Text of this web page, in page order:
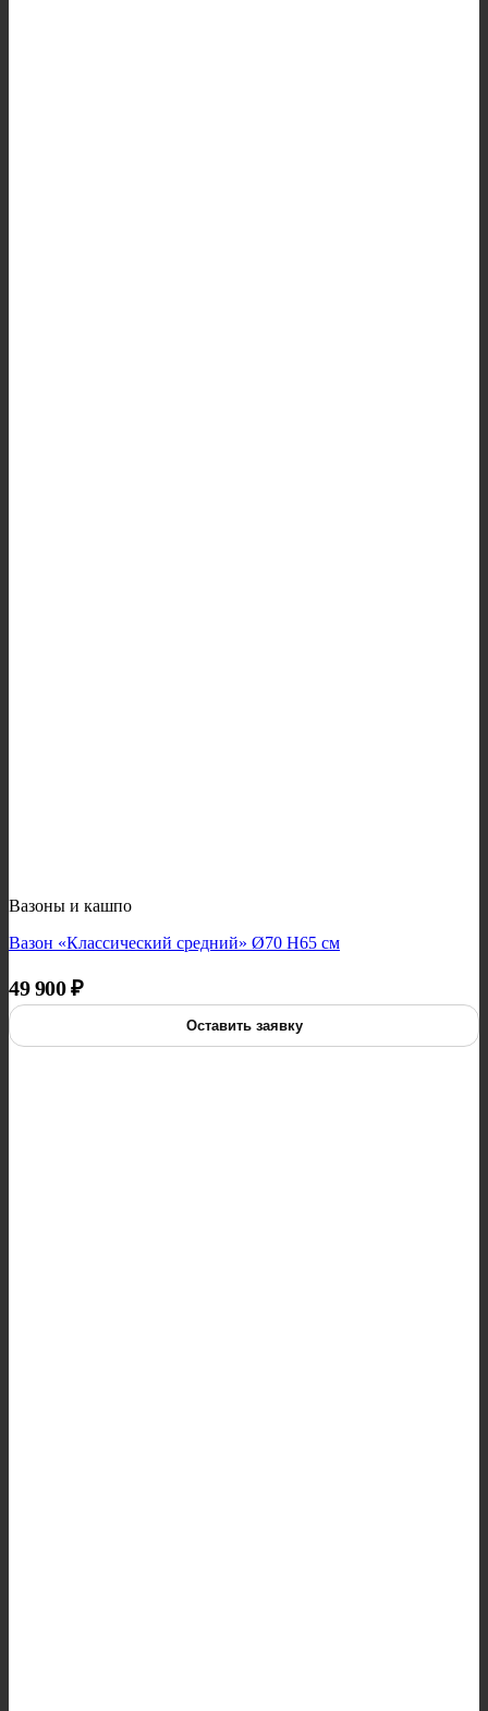
Вазоны и кашпо
Вазон «Классический средний» Ø70 H65 см
49 900₽
Оставить заявку